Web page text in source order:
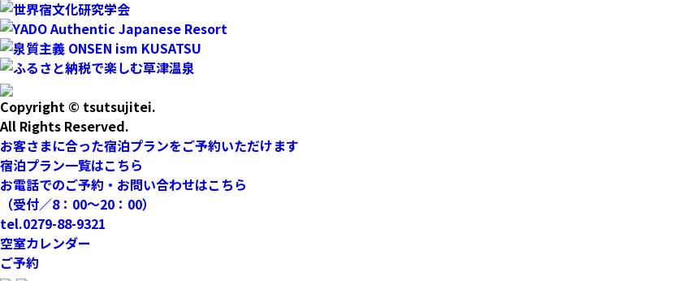
Copyright © tsutsujitei.
All Rights Reserved.
お客さまに合った宿泊プランをご予約いただけます
宿泊プラン一覧はこちら
お電話でのご予約・お問い合わせはこちら
（受付／8：00〜20：00）
tel.0279-88-9321
空室カレンダー
ご予約